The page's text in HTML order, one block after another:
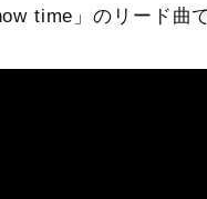
time」のリード曲